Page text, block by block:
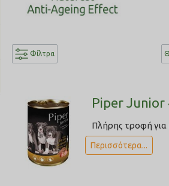
Φίλτρα
Piper Junior
Πλήρης τροφή για
Περισσότερα...